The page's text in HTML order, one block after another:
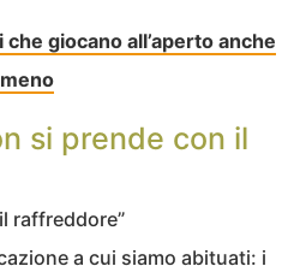
che giocano all’aperto anche
si prende con il
raffreddore”
a cui siamo abituati: i